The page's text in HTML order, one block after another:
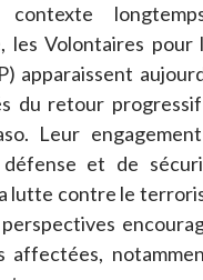
les Volontaires
apparaissent
du retour
Leur
et de
lutte contre le
affectées,